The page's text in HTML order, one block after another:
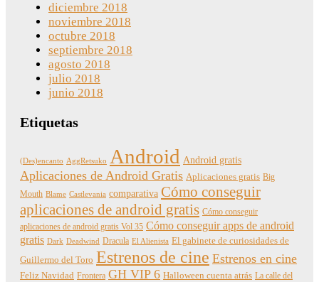
diciembre 2018
noviembre 2018
octubre 2018
septiembre 2018
agosto 2018
julio 2018
junio 2018
Etiquetas
(Des)encanto AggRetsuko Android Android gratis
Aplicaciones de Android Gratis Aplicaciones gratis Big
Mouth Blame Castlevania comparativa Cómo conseguir
aplicaciones de android gratis Cómo conseguir
aplicaciones de android gratis Vol 35 Cómo conseguir apps de android
gratis Dark Deadwind Dracula El Alienista El gabinete de curiosidades de
Guillermo del Toro Estrenos de cine Estrenos en cine
Feliz Navidad Frontera GH VIP 6 Halloween cuenta atrás La calle del